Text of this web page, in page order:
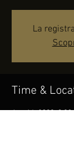
La
Time &
Aug 16, 2023, 9:30